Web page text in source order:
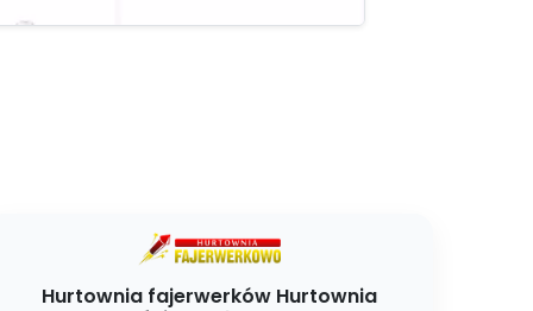
Hurtownia fajerwerków Hurtownia